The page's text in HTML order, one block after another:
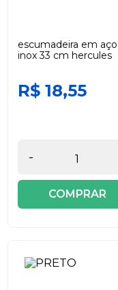
escumadeira em aço
inox 33 cm hercules
R$ 18,55
-
COMPRAR